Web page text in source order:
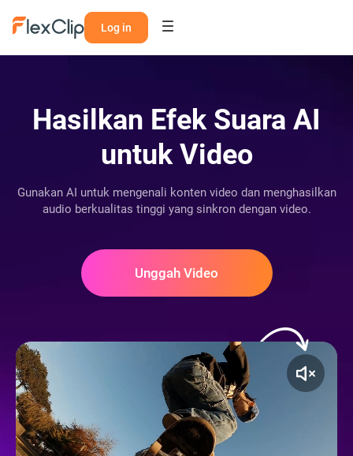
Log in
Hasilkan Efek Suara AI
untuk Video
Gunakan AI untuk mengenali konten video dan menghasilkan
audio berkualitas tinggi yang sinkron dengan video.
Unggah Video